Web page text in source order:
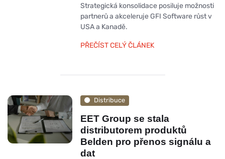
Strategická konsolidace posiluje možnosti
partnerů a akceleruje GFI Software růst v
USA a Kanadě.
PŘEČÍST CELÝ ČLÁNEK
Distribuce
EET Group se stala
distributorem produktů
Belden pro přenos signálu a
dat